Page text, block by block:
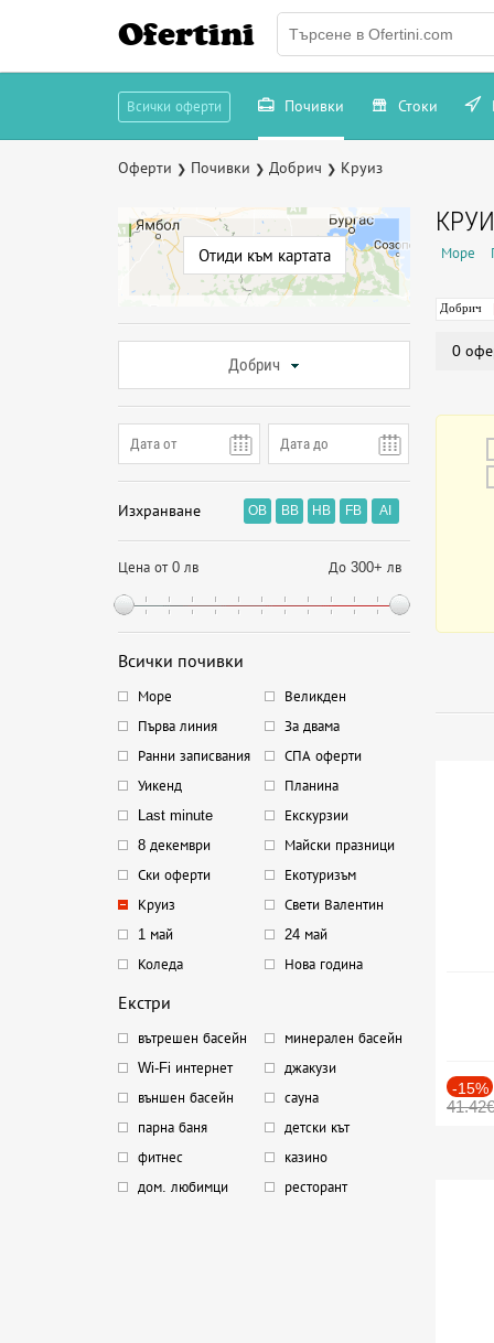
Ofertini
Всички оферти Почивки Стоки
Оферти ❯ Почивки ❯ Добрич ❯ Круиз
Отиди към картата
Добрич
Изхранване OB BB HB FB AI
Цена от 0 лв До 300+ лв
Всички почивки
Море
Великден
Първа линия
За двама
Ранни записвания
СПА оферти
Уикенд
Планина
Last minute
Екскурзии
8 декември
Майски празници
Ски оферти
Екотуризъм
Круиз
Свети Валентин
1 май
24 май
Коледа
Нова година
Екстри
вътрешен басейн
минерален басейн
Wi-Fi интернет
джакузи
външен басейн
сауна
парна баня
детски кът
фитнес
казино
дом. любимци
ресторант
Море
Добрич
0
-15%
41.42€